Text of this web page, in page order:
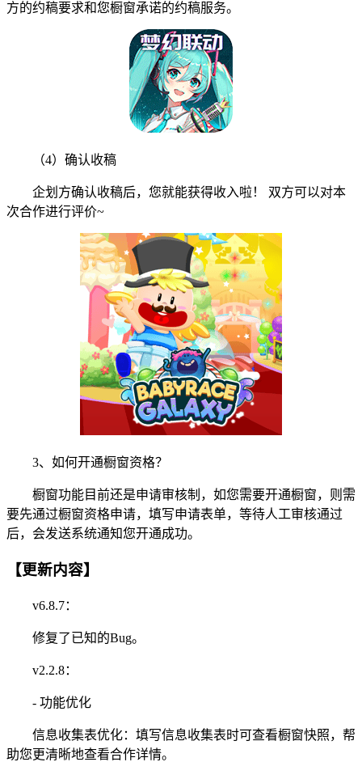
方的约稿要求和您橱窗承诺的约稿服务。
（4）确认收稿
企划方确认收稿后，您就能获得收入啦！ 双方可以对本
次合作进行评价~
3、如何开通橱窗资格？
橱窗功能目前还是申请审核制，如您需要开通橱窗，则需
要先通过橱窗资格申请，填写申请表单，等待人工审核通过
后，会发送系统通知您开通成功。
【更新内容】
v6.8.7：
修复了已知的Bug。
v2.2.8：
- 功能优化
信息收集表优化：填写信息收集表时可查看橱窗快照，帮
助您更清晰地查看合作详情。